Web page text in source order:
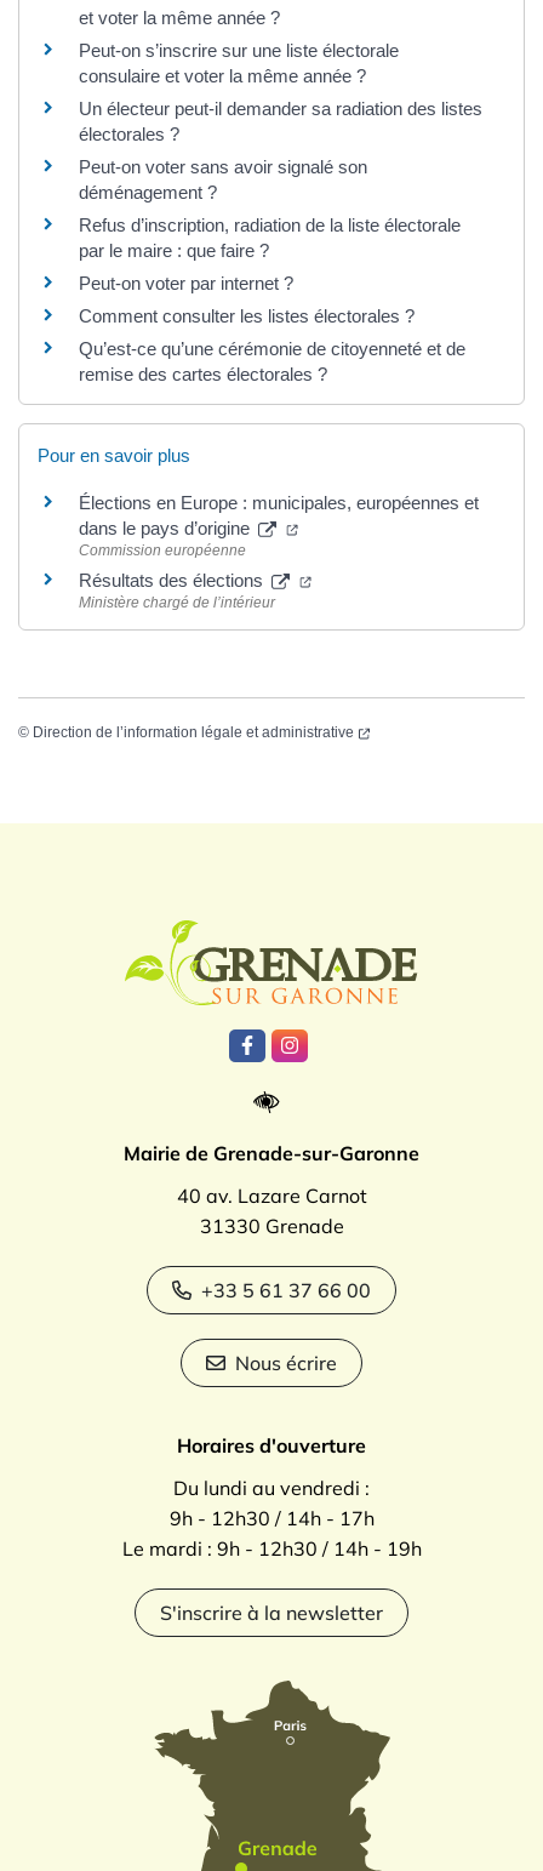
et voter la même année ?
Peut-on s’inscrire sur une liste électorale
consulaire et voter la même année ?
Un électeur peut-il demander sa radiation des listes
électorales ?
Peut-on voter sans avoir signalé son
déménagement ?
Refus d’inscription, radiation de la liste électorale
par le maire : que faire ?
Peut-on voter par internet ?
Comment consulter les listes électorales ?
Qu’est-ce qu’une cérémonie de citoyenneté et de
remise des cartes électorales ?
Pour en savoir plus
Élections en Europe : municipales, européennes et
dans le pays d’origine
Commission européenne
Résultats des élections
Ministère chargé de l’intérieur
© Direction de l’information légale et administrative
Lien vers le compte Facebook
Lien vers le compte
Mairie de Grenade-sur-Garonne
40 av. Lazare Carnot
31330 Grenade
+33 5 61 37 66 00
Nous écrire
Horaires d'ouverture
Du lundi au vendredi :
9h - 12h30 / 14h - 17h
Le mardi : 9h - 12h30 / 14h - 19h
S'inscrire à la newsletter